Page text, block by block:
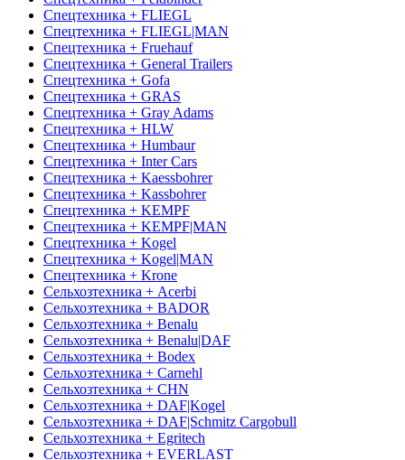
Спецтехника + FLIEGL
Спецтехника + FLIEGL|MAN
Спецтехника + Fruehauf
Спецтехника + General Trailers
Спецтехника + Gofa
Спецтехника + GRAS
Спецтехника + Gray Adams
Спецтехника + HLW
Спецтехника + Humbaur
Спецтехника + Inter Cars
Спецтехника + Kaessbohrer
Спецтехника + Kassbohrer
Спецтехника + KEMPF
Спецтехника + KEMPF|MAN
Спецтехника + Kogel
Спецтехника + Kogel|MAN
Спецтехника + Krone
Сельхозтехника + Acerbi
Сельхозтехника + BADOR
Сельхозтехника + Benalu
Сельхозтехника + Benalu|DAF
Сельхозтехника + Bodex
Сельхозтехника + Carnehl
Сельхозтехника + CHN
Сельхозтехника + DAF|Kogel
Сельхозтехника + DAF|Schmitz Cargobull
Сельхозтехника + Egritech
Сельхозтехника + EVERLAST